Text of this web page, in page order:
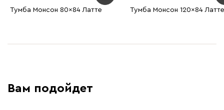
Тумба Монсон 80x84 Латте Тумба Монсон 120x84 Латте
Вам подойдет